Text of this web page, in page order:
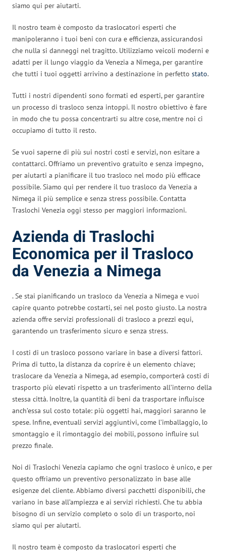
siamo qui per aiutarti.
Il nostro team è composto da traslocatori esperti che
manipoleranno i tuoi beni con cura e efficienza, assicurandosi
che nulla si danneggi nel tragitto. Utilizziamo veicoli moderni e
adatti per il lungo viaggio da Venezia a Nimega, per garantire
che tutti i tuoi oggetti arrivino a destinazione in perfetto stato.
Tutti i nostri dipendenti sono formati ed esperti, per garantire
un processo di trasloco senza intoppi. Il nostro obiettivo è fare
in modo che tu possa concentrarti su altre cose, mentre noi ci
occupiamo di tutto il resto.
Se vuoi saperne di più sui nostri costi e servizi, non esitare a
contattarci. Offriamo un preventivo gratuito e senza impegno,
per aiutarti a pianificare il tuo trasloco nel modo più efficace
possibile. Siamo qui per rendere il tuo trasloco da Venezia a
Nimega il più semplice e senza stress possibile. Contatta
Traslochi Venezia oggi stesso per maggiori informazioni.
Azienda di Traslochi
Economica per il Trasloco
da Venezia a Nimega
. Se stai pianificando un trasloco da Venezia a Nimega e vuoi
capire quanto potrebbe costarti, sei nel posto giusto. La nostra
azienda offre servizi professionali di trasloco a prezzi equi,
garantendo un trasferimento sicuro e senza stress.
I costi di un trasloco possono variare in base a diversi fattori.
Prima di tutto, la distanza da coprire è un elemento chiave;
traslocare da Venezia a Nimega, ad esempio, comporterà costi di
trasporto più elevati rispetto a un trasferimento all’interno della
stessa città. Inoltre, la quantità di beni da trasportare influisce
anch’essa sul costo totale: più oggetti hai, maggiori saranno le
spese. Infine, eventuali servizi aggiuntivi, come l’imballaggio, lo
smontaggio e il rimontaggio dei mobili, possono influire sul
prezzo finale.
Noi di Traslochi Venezia capiamo che ogni trasloco è unico, e per
questo offriamo un preventivo personalizzato in base alle
esigenze del cliente. Abbiamo diversi pacchetti disponibili, che
variano in base all’ampiezza e ai servizi richiesti. Che tu abbia
bisogno di un servizio completo o solo di un trasporto, noi
siamo qui per aiutarti.
Il nostro team è composto da traslocatori esperti che